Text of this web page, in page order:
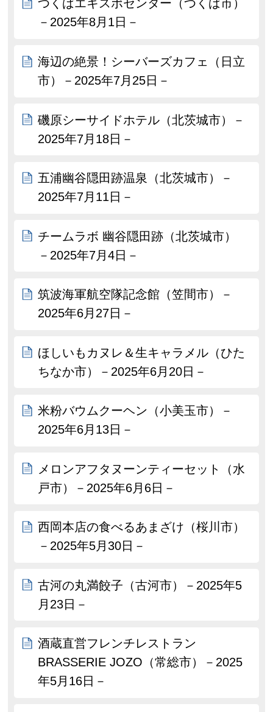
つくばエキスポセンター（つくば市）
－2025年8月1日－
海辺の絶景！シーバーズカフェ（日立
市）－2025年7月25日－
磯原シーサイドホテル（北茨城市）－
2025年7月18日－
五浦幽谷隠田跡温泉（北茨城市）－
2025年7月11日－
チームラボ 幽谷隠田跡（北茨城市）
－2025年7月4日－
筑波海軍航空隊記念館（笠間市）－
2025年6月27日－
ほしいもカヌレ＆生キャラメル（ひた
ちなか市）－2025年6月20日－
米粉バウムクーヘン（小美玉市）－
2025年6月13日－
メロンアフタヌーンティーセット（水
戸市）－2025年6月6日－
西岡本店の食べるあまざけ（桜川市）
－2025年5月30日－
古河の丸満餃子（古河市）－2025年5
月23日－
酒蔵直営フレンチレストラン
BRASSERIE JOZO（常総市）－2025
年5月16日－